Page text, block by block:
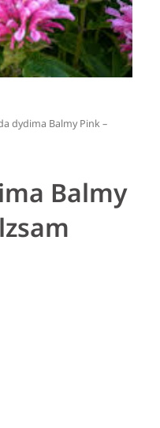
dydima Balmy Pink –
Balmy